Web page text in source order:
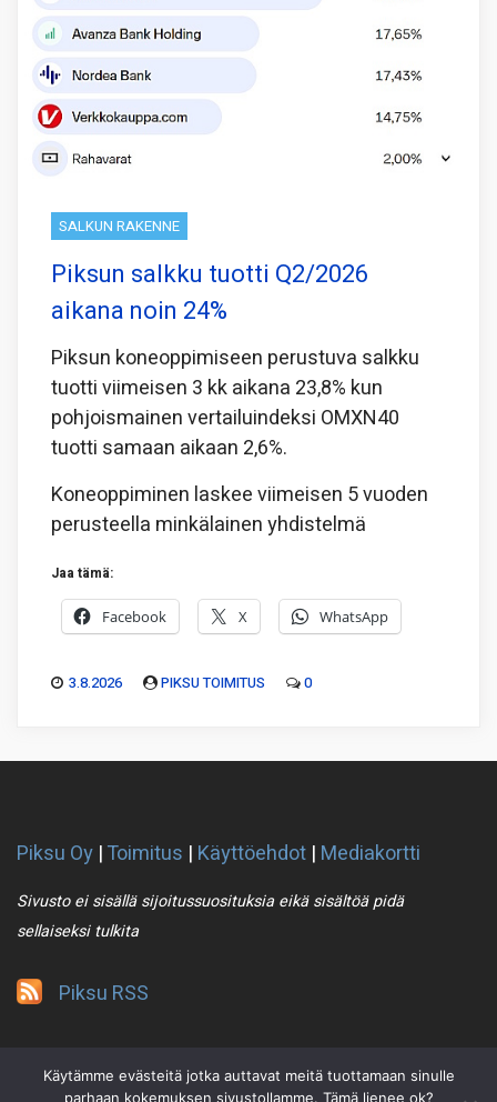
SALKUN RAKENNE
Piksun salkku tuotti Q2/2026
aikana noin 24%
Piksun koneoppimiseen perustuva salkku
tuotti viimeisen 3 kk aikana 23,8% kun
pohjoismainen vertailuindeksi OMXN40
tuotti samaan aikaan 2,6%.
Koneoppiminen laskee viimeisen 5 vuoden
perusteella minkälainen yhdistelmä
Jaa tämä:
Facebook X WhatsApp
3.8.2026 PIKSU TOIMITUS 0
Piksu Oy |Toimitus | Käyttöehdot | Mediakortti
Sivusto ei sisällä sijoitussuosituksia eikä sisältöä pidä
sellaiseksi tulkita
Piksu RSS
Käytämme evästeitä jotka auttavat meitä tuottamaan sinulle
parhaan kokemuksen sivustollamme. Tämä lienee ok?